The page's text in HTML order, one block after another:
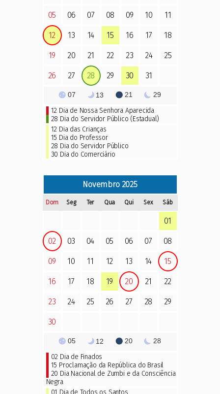
05 06 07 08 09 10 11
12 13 14 15 16 17 18
19 20 21 22 23 24 25
26 27 28 29 30 31
07 13 21 29
12 Dia de Nossa Senhora Aparecida
28 Dia do Servidor Público (Estadual)
12 Dia das Crianças
15 Dia do Professor
28 Dia do Servidor Público
30 Dia do Comerciário
Novembro2025
Dom Seg Ter Qua Qui Sex Sáb
01
02 03 04 05 06 07 08
09 10 11 12 13 14 15
16 17 18 19 20 21 22
23 24 25 26 27 28 29
30
05 12 20 28
02 Dia de Finados
15 Proclamação da República do Brasil
20 Dia Nacional de Zumbi e da Consciência
Negra
01 Dia de Todos os Santos